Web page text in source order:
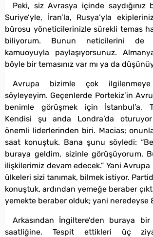
Peki, siz Avrasya içinde saydığınız
Suriye’yle, İran’la, Rusya’yla
bürosu yöneticilerinizle sürekli temas
biliyorum. Bunun neticilerini de
kamuoyuyla paylaşıyorsunuz.
böyle bir temasınız var mı ya da
Avrupa bizimle çok
söyleyeyim. Geçenlerde Portekiz’in
benimle görüşmek için İstanbul’a,
Kendisi şu anda Londra’da oturuyor
önemli liderlerinden biri. Macias;
saat konuştuk. Bana şunu söyledi:
buraya geldim, sizinle görüşüyorum.
ilişkilerimiz devam edecek.” Yani
ülkeleri sizi tanımak, bilmek istiyor.
konuştuk, ardından yemeğe beraber
yemekte beraber olduk; yani neredeyse
Arkasından İngiltere’den buraya
saatliğine. Tespit ettikleri üç